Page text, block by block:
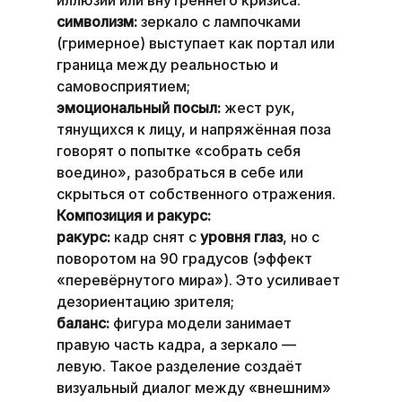
символизм: зеркало с лампочками
(гримерное) выступает как портал или
граница между реальностью и
самовосприятием;
эмоциональный посыл: жест рук,
тянущихся к лицу, и напряжённая поза
говорят о попытке «собрать себя
воедино», разобраться в себе или
скрыться от собственного отражения.
Композиция и ракурс:
ракурс: кадр снят с уровня глаз, но с
поворотом на 90 градусов (эффект
«перевёрнутого мира»). Это усиливает
дезориентацию зрителя;
баланс: фигура модели занимает
правую часть кадра, а зеркало —
левую. Такое разделение создаёт
визуальный диалог между «внешним»